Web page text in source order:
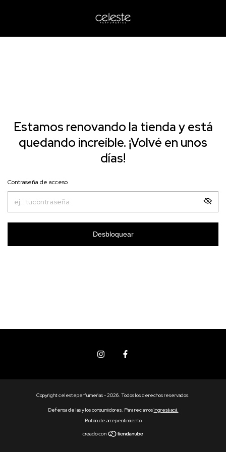
Estamos renovando la tienda y está
quedando increíble. ¡Volvé en unos
días!
Contraseña de acceso
Desbloquear
Copyright celesteperfumerias - 2026. Todos los derechos reservados.
Defensa de las y los consumidores. Para reclamosingresá acá.
Botón de arrepentimiento